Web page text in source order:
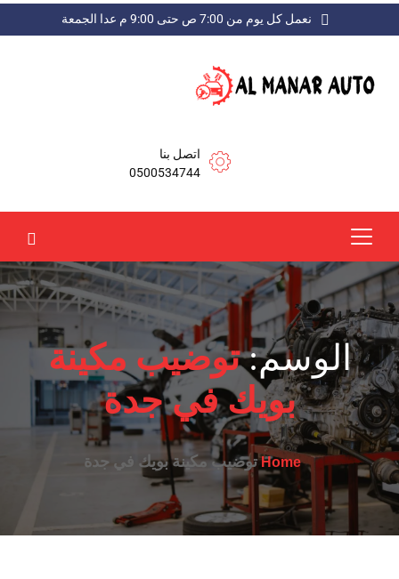
نعمل كل يوم من 7:00 ص حتى 9:00 م عدا الجمعة
اتصل بنا
0500534744
الوسم:توضيب مكينة
بويك في جدة
Homeتوضيب مكينة بويك في جدة